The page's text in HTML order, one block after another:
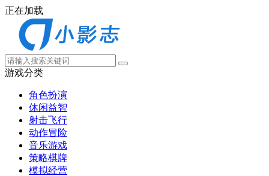
正在加载
游戏分类
角色扮演
休闲益智
射击飞行
动作冒险
音乐游戏
策略棋牌
模拟经营